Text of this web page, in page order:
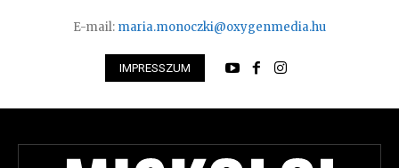
E-mail: maria.monoczki@oxygenmedia.hu
IMPRESSZUM